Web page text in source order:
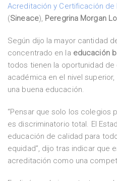
Acreditación y Certificación de
(Sineace), Peregrina Morgan
Según dijo la mayor cantidad
concentrado en la educación
todos tienen la oportunidad
académica en el nivel
una buena educación.
“Pensar que solo los colegios
es discriminatorio total. El
educación de calidad para
equidad”, dijo tras indicar que
acreditación como una